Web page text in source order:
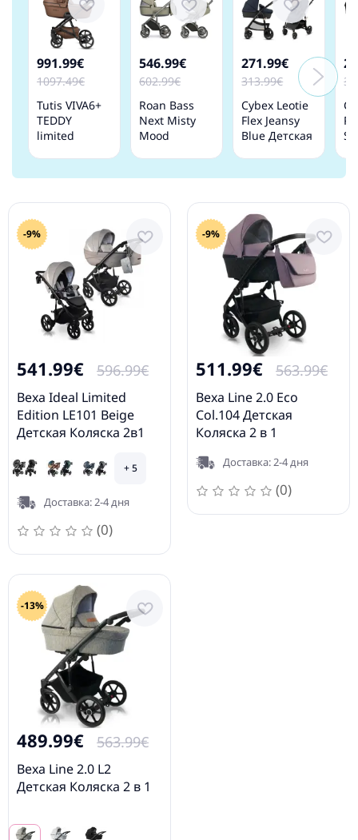
991.99€
1097.49€
Tutis VIVA6+
TEDDY
limited
110 Детская
546.99€
602.99€
Roan Bass
Next Misty
Mood
271.99€
313.99€
Cybex Leotie
Flex Jeansy
Blue Детская
2в1
-9%
541.99€ 596.99€
Bexa Ideal Limited
Edition LE101 Beige
Детская Коляска 2в1
+ 5
Доставка: 2-4 дня
(0)
-9%
511.99€ 563.99€
Bexa Line 2.0 Eco
Col.104 Детская
Коляска 2 в 1
Доставка: 2-4 дня
(0)
-13%
489.99€ 563.99€
Bexa Line 2.0 L2
Детская Коляска 2 в 1